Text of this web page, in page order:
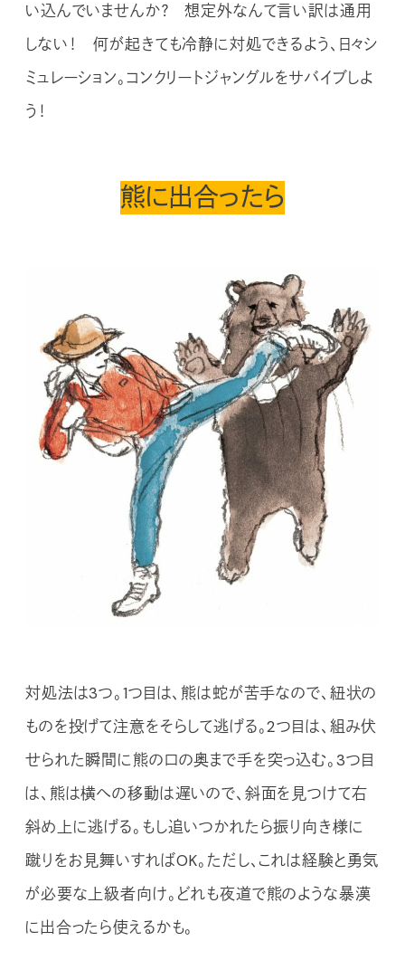
い込んでいませんか？ 想定外なんて言い訳は通用
しない！ 何が起きても冷静に対処できるよう、日々シ
ミュレーション。コンクリートジャングルをサバイブしよ
う！
熊に出合ったら
対処法は3つ。1つ目は、熊は蛇が苦手なので、紐状の
ものを投げて注意をそらして逃げる。2つ目は、組み伏
せられた瞬間に熊の口の奥まで手を突っ込む。3つ目
は、熊は横への移動は遅いので、斜面を見つけて右
斜め上に逃げる。もし追いつかれたら振り向き様に
蹴りをお見舞いすればOK。ただし、これは経験と勇気
が必要な上級者向け。どれも夜道で熊のような暴漢
に出合ったら使えるかも。